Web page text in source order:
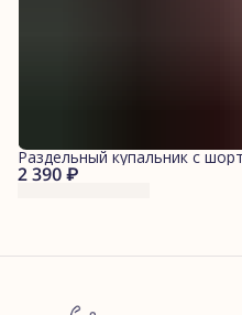
2 390 ₽
Раздельный купальник с